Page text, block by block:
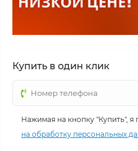
Купить в один клик
Нажимая на кнопку "Купить",
на обработку персональных